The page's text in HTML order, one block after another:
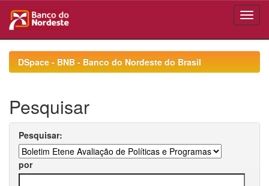
navigationDSpace - BNB - Banco do Nordeste do Brasil
Pesquisar
Pesquisar:
por